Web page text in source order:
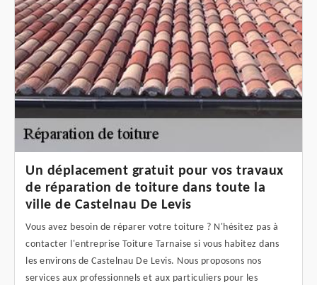
Un déplacement gratuit pour vos travaux
de réparation de toiture dans toute la
ville de Castelnau De Levis
Vous avez besoin de réparer votre toiture ? N'hésitez pas à
contacter l'entreprise Toiture Tarnaise si vous habitez dans
les environs de Castelnau De Levis. Nous proposons nos
services aux professionnels et aux particuliers pour les